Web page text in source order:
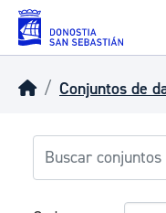
Skip to main content
Conjuntos de